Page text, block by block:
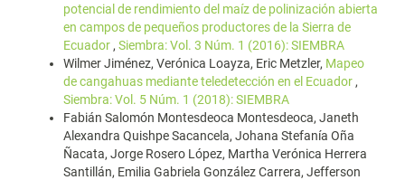
potencial de rendimiento del maíz de polinización abierta
en campos de pequeños productores de la Sierra de
Ecuador , Siembra: Vol. 3 Núm. 1 (2016): SIEMBRA
Wilmer Jiménez, Verónica Loayza, Eric Metzler, Mapeo
de cangahuas mediante teledetección en el Ecuador ,
Siembra: Vol. 5 Núm. 1 (2018): SIEMBRA
Fabián Salomón Montesdeoca Montesdeoca, Janeth
Alexandra Quishpe Sacancela, Johana Stefanía Oña
Ñacata, Jorge Rosero López, Martha Verónica Herrera
Santillán, Emilia Gabriela González Carrera, Jefferson